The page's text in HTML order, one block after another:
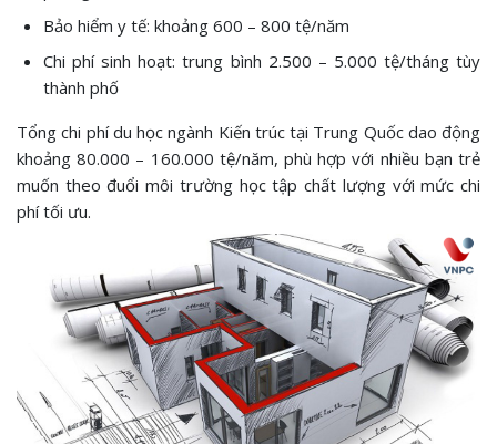
Bảo hiểm y tế: khoảng 600 – 800 tệ/năm
Chi phí sinh hoạt: trung bình 2.500 – 5.000 tệ/tháng tùy
thành phố
Tổng chi phí du học ngành Kiến trúc tại Trung Quốc dao động
khoảng 80.000 – 160.000 tệ/năm, phù hợp với nhiều bạn trẻ
muốn theo đuổi môi trường học tập chất lượng với mức chi
phí tối ưu.